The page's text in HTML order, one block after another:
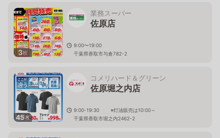
3枚
業務スーパー
佐原店
9:00〜19:00
千葉県香取市与倉782-2
45枚
コメリハード＆グリーン
佐原堀之内店
9:00-19:30 ※灯油販売は10:00～
千葉県香取市堀之内2462-2